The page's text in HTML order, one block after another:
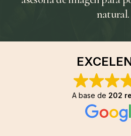
natural.
A base de 202